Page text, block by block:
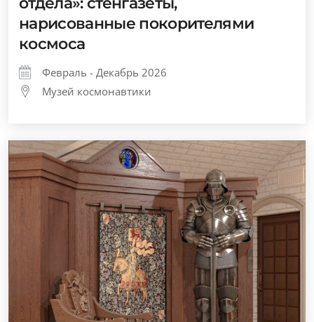
нарисованные покорителями
космоса
Февраль - Декабрь 2026
Музей космонавтики